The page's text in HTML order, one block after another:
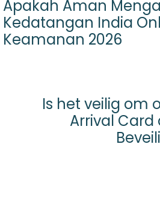
Apakah Aman
Kedatangan India
Keamanan 2026
Is het veilig om
Arrival